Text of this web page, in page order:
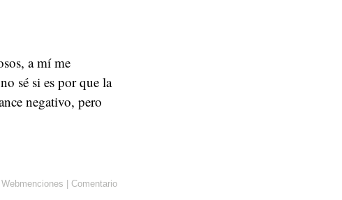
a mí me
sé si es por que la
negativo, pero
Comentario